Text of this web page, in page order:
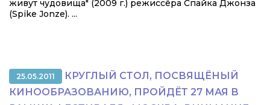
живут чудовища" (2009 г.) режиссёра Спайка Джонза
(Spike Jonze). ...
25.05.2011
КРУГЛЫЙ СТОЛ, ПОСВЯЩЁНЫЙ
КИНООБРАЗОВАНИЮ, ПРОЙДЁТ 27 МАЯ В